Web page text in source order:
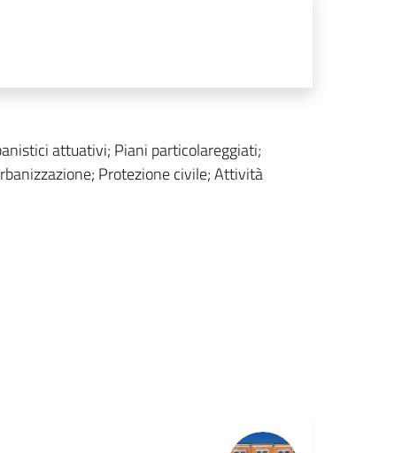
attuativi; Piani particolareggiati;
Protezione civile; Attività